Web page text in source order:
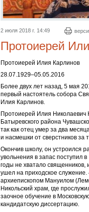
2 июля 2018 г. 14:49
Протоиерей
Протоиерей Илия Карлинов
28.07.1929–05.05.2016
Более двух лет назад, 5 мая
первый настоятель собора
Илия Карлинов.
Протоиерей Илия Николаевич
Батыревского района
так как отец умер за два
и насмешки от сверстников за
Окончив школу, он устроился
увольнения в запас поступил
годы не хватало священников,
ушел на приходское
архиепископом Мануилом
Никольский храм, где
заочное обучение в
кандидатскую диссертацию.